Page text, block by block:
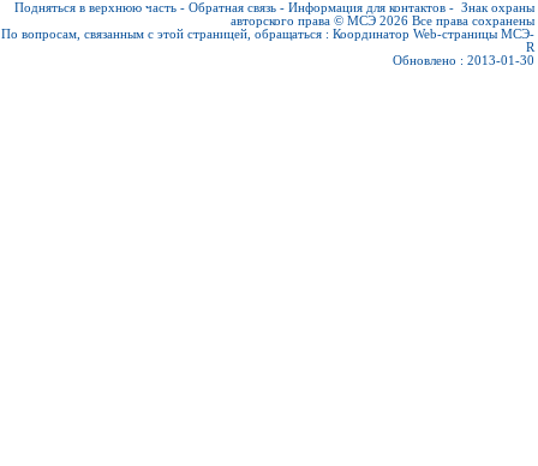
Подняться в верхнюю часть - Обратная связь - Информация для контактов - Знак охраны
авторского права © МСЭ 2026 Все права сохранены
По вопросам, связанным с этой страницей, обращаться : Координатор Web-страницы МСЭ-
R
Обновлено : 2013-01-30